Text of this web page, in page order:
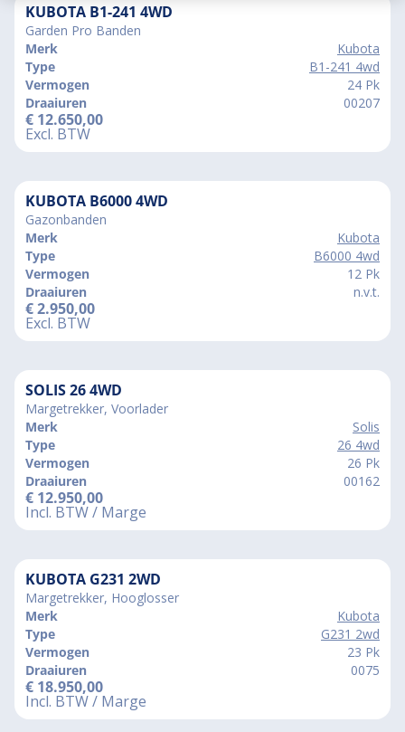
KUBOTA B1-241 4WD
Garden Pro Banden
Merk
Kubota
Type
B1-241 4wd
Vermogen
24 Pk
Draaiuren
00207
€ 12.650,00
Excl. BTW
KUBOTA B6000 4WD
Gazonbanden
Merk
Kubota
Type
B6000 4wd
Vermogen
12 Pk
Draaiuren
n.v.t.
€2.950,00
Excl. BTW
SOLIS 26 4WD
Margetrekker, Voorlader
Merk
Solis
Type
26 4wd
Vermogen
26 Pk
Draaiuren
00162
€ 12.950,00
Incl. BTW / Marge
KUBOTA G231 2WD
Margetrekker, Hooglosser
Merk
Kubota
Type
G231 2wd
Vermogen
23 Pk
Draaiuren
0075
€ 18.950,00
Incl. BTW / Marge